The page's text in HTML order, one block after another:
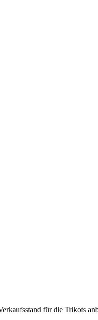
für die Trikots